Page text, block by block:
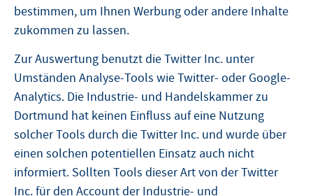
bestimmen, um Ihnen Werbung oder andere Inhalte
zukommen zu lassen.
Zur Auswertung benutzt die Twitter Inc. unter
Umständen Analyse-Tools wie Twitter- oder Google-
Analytics. Die Industrie- und Handelskammer zu
Dortmund hat keinen Einfluss auf eine Nutzung
solcher Tools durch die Twitter Inc. und wurde über
einen solchen potentiellen Einsatz auch nicht
informiert. Sollten Tools dieser Art von der Twitter
Inc. für den Account der Industrie- und